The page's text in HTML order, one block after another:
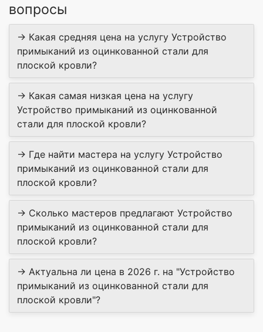
вопросы
→ Какая средняя цена на услугу Устройство
примыканий из оцинкованной стали для
плоской кровли?
→ Какая самая низкая цена на услугу
Устройство примыканий из оцинкованной
стали для плоской кровли?
→ Где найти мастера на услугу Устройство
примыканий из оцинкованной стали для
плоской кровли?
→ Сколько мастеров предлагают Устройство
примыканий из оцинкованной стали для
плоской кровли?
→ Актуальна ли цена в 2026 г. на "Устройство
примыканий из оцинкованной стали для
плоской кровли"?